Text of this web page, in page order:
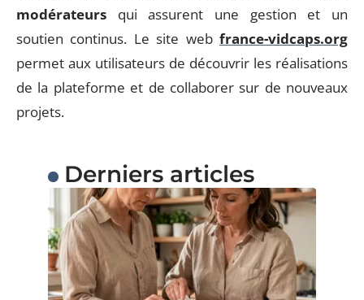
modérateurs qui assurent une gestion et un
soutien continus. Le site web france-vidcaps.org
permet aux utilisateurs de découvrir les réalisations
de la plateforme et de collaborer sur de nouveaux
projets.
Derniers articles